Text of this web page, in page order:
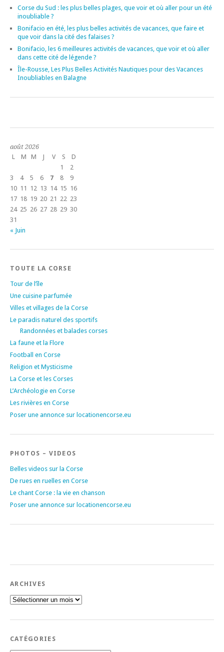
Corse du Sud : les plus belles plages, que voir et où aller pour un été
inoubliable ?
Bonifacio en été, les plus belles activités de vacances, que faire et
que voir dans la cité des falaises ?
Bonifacio, les 6 meilleures activités de vacances, que voir et où aller
dans cette cité de légende ?
Île-Rousse, Les Plus Belles Activités Nautiques pour des Vacances
Inoubliables en Balagne
août 2026
L
M M J V S
D
1
2
3
4 5 6 7 8
9
10 11 12 13 14 15 16
17 18 19 20 21 22 23
24 25 26 27 28 29 30
31
« Juin
TOUTE LA CORSE
Tour de l’île
Une cuisine parfumée
Villes et villages de la Corse
Le paradis naturel des sportifs
Randonnées et balades corses
La faune et la Flore
Football en Corse
Religion et Mysticisme
La Corse et les Corses
L’Archéologie en Corse
Les rivières en Corse
Poser une annonce sur locationencorse.eu
PHOTOS – VIDEOS
Belles videos sur la Corse
De rues en ruelles en Corse
Le chant Corse : la vie en chanson
Poser une annonce sur locationencorse.eu
ARCHIVES
Archives
CATÉGORIES